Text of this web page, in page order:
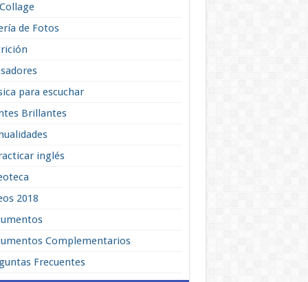
de Fotos
para escuchar
Brillantes
inglés
2018
Complementarios
Frecuentes